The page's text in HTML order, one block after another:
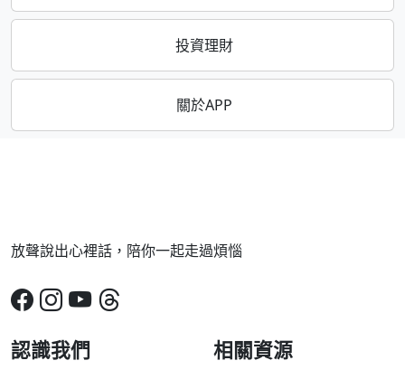
投資理財
關於APP
放聲說出心裡話，陪你一起走過煩惱
認識我們 相關資源